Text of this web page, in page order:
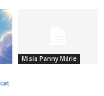
Misia Panny Márie